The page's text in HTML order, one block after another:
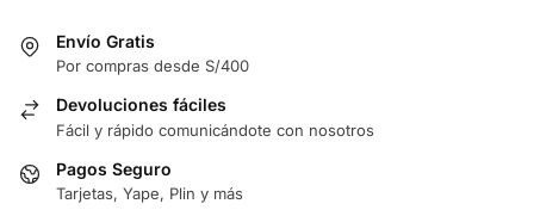
Envío Gratis
Por compras desde S/400
Devoluciones fáciles
Fácil y rápido comunicándote con nosotros
Pagos Seguro
Tarjetas, Yape, Plin y más